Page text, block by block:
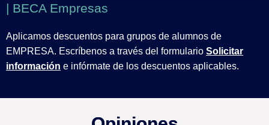
| BECA Empresas
Aplicamos descuentos para grupos de alumnos de
EMPRESA. Escríbenos a través del formulario Solicitar
información e infórmate de los descuentos aplicables.